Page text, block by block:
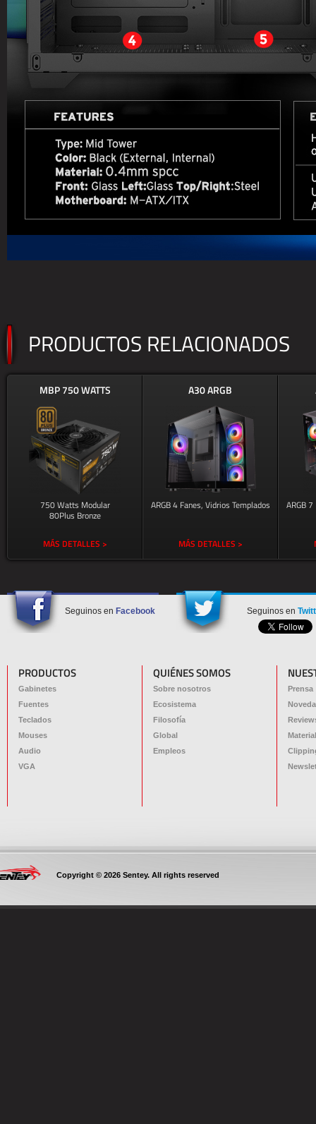
PRODUCTOS RELACIONADOS
MBP 750 WATTS
750 Watts Modular
80Plus Bronze
MÁS DETALLES >
A30 ARGB
ARGB 4 Fanes, Vidrios Templados
MÁS DETALLES >
ARGB
Seguinos en Facebook Seguinos en
PRODUCTOS
Gabinetes
Fuentes
Teclados
Mouses
Audio
VGA
QUIÉNES SOMOS
Sobre nosotros
Ecosistema
Filosofía
Global
Empleos
Prensa
Copyright © 2026 Sentey. All rights reserved